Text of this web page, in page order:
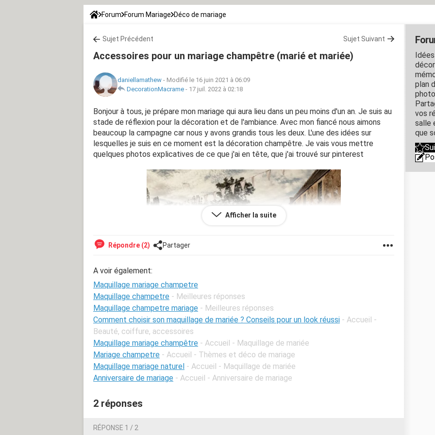
Forum Forum Mariage Déco de mariage
Sujet Précédent Sujet Suivant
Accessoires pour un mariage champêtre (marié et mariée)
daniellamathew - Modifié le 16 juin 2021 à 06:09
DecorationMacrame - 17 juil. 2022 à 02:18
Bonjour à tous, je prépare mon mariage qui aura lieu dans un peu moins d'un an. Je suis au
stade de réflexion pour la décoration et de l'ambiance. Avec mon fiancé nous aimons
beaucoup la campagne car nous y avons grandis tous les deux. L'une des idées sur
lesquelles je suis en ce moment est la décoration champêtre. Je vais vous mettre
quelques photos explicatives de ce que j'ai en tête, que j'ai trouvé sur pinterest
Afficher la suite
Répondre (2) Partager
A voir également:
Maquillage mariage champetre
Maquillage champetre - Meilleures réponses
Maquillage champetre mariage - Meilleures réponses
Comment choisir son maquillage de mariée ? Conseils pour un look réussi - Accueil -
Beauté, coiffure, accessoires
Maquillage mariage champêtre - Accueil - Maquillage de mariée
Mariage champetre - Accueil - Thèmes et déco de mariage
Maquillage mariage naturel - Accueil - Maquillage de mariée
Anniversaire de mariage - Accueil - Anniversaire de mariage
2 réponses
RÉPONSE 1 / 2
plan
vos
salle
que